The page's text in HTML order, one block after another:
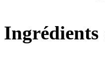
Ingrédients